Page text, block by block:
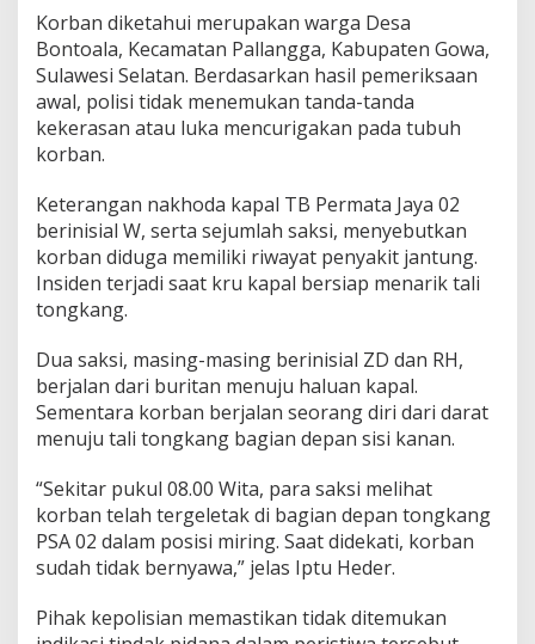
A
t
s
T
o
a
n
g
Korban diketahui merupakan warga Desa
Bontoala, Kecamatan Pallangga, Kabupaten Gowa,
Sulawesi Selatan. Berdasarkan hasil pemeriksaan
awal, polisi tidak menemukan tanda-tanda
kekerasan atau luka mencurigakan pada tubuh
korban.
Keterangan nakhoda kapal TB Permata Jaya 02
berinisial W, serta sejumlah saksi, menyebutkan
korban diduga memiliki riwayat penyakit jantung.
Insiden terjadi saat kru kapal bersiap menarik tali
tongkang.
Dua saksi, masing-masing berinisial ZD dan RH,
berjalan dari buritan menuju haluan kapal.
Sementara korban berjalan seorang diri dari darat
menuju tali tongkang bagian depan sisi kanan.
“Sekitar pukul 08.00 Wita, para saksi melihat
korban telah tergeletak di bagian depan tongkang
PSA 02 dalam posisi miring. Saat didekati, korban
sudah tidak bernyawa,” jelas Iptu Heder.
Pihak kepolisian memastikan tidak ditemukan